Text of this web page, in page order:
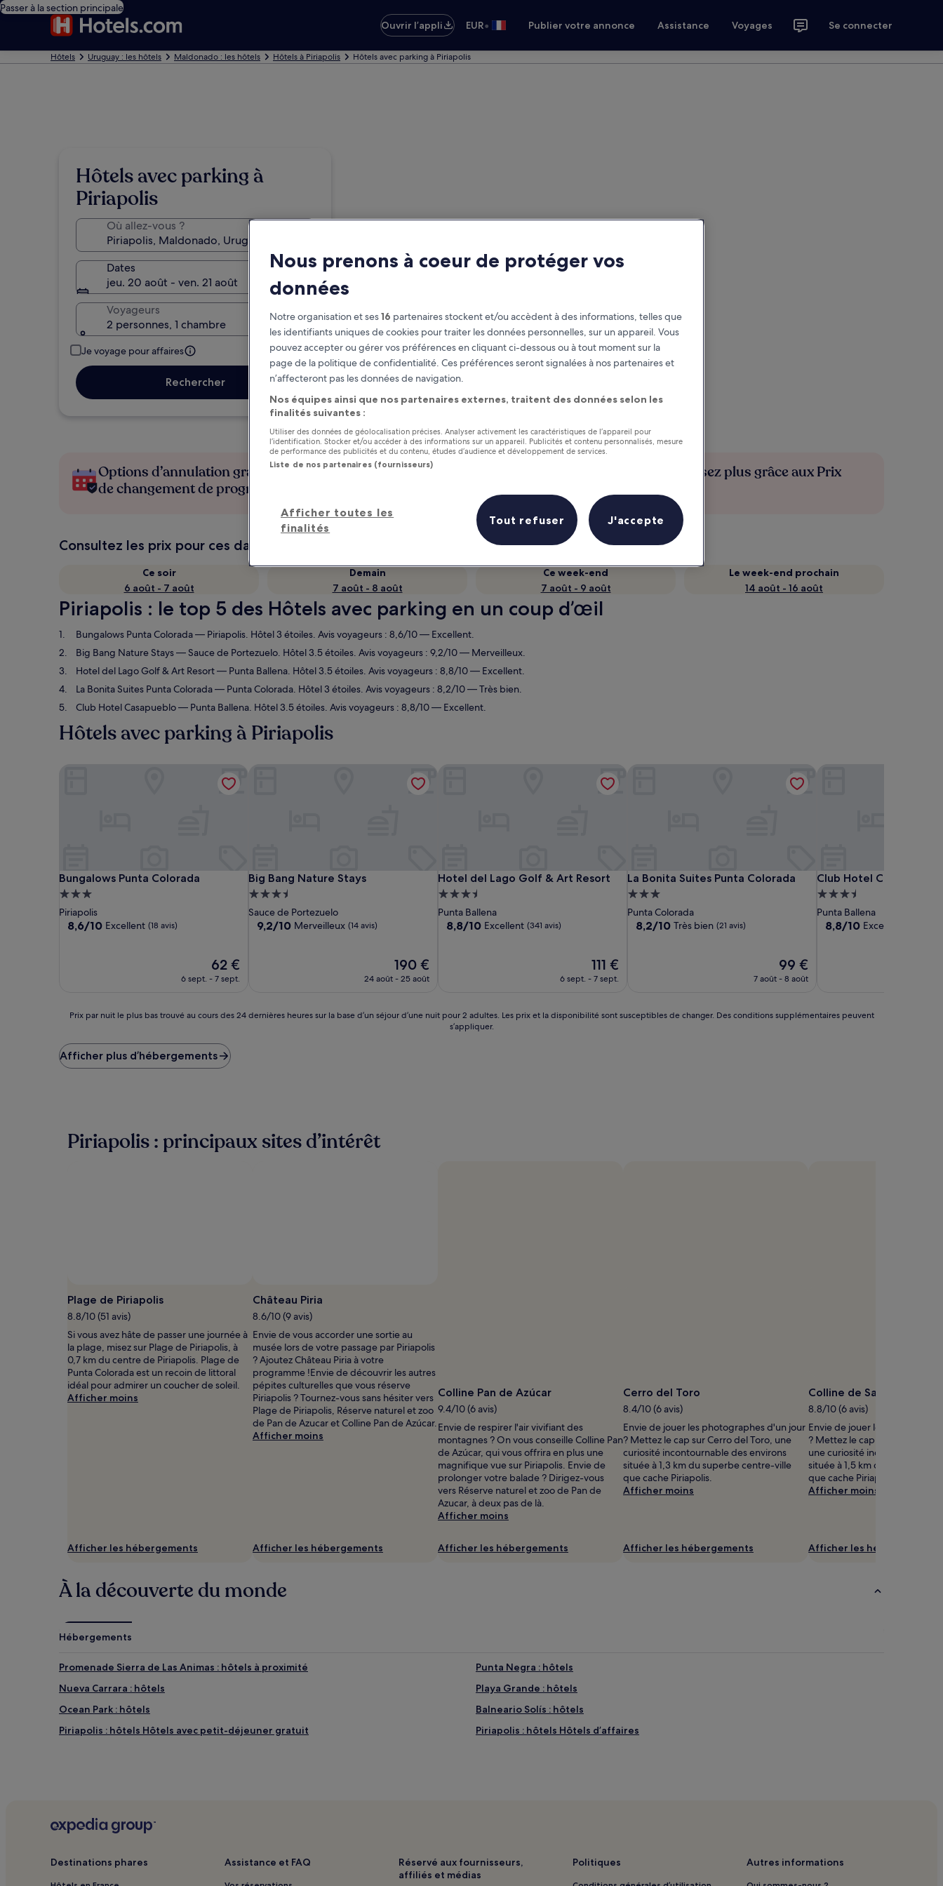
Passer à la section principale
Ouvrir l’appli
EUR• Publier votre annonce Assistance Voyages Se connecter
Hôtels Uruguay : les hôtels Maldonado : les hôtels Hôtels à Piriapolis Hôtels avec parking à Piriapolis
Hôtels avec parking à
Piriapolis
Où allez-vous ?
Dates
jeu. 20 août - ven. 21 août
Voyageurs
2 personnes, 1 chambre
Je voyage pour affaires
Rechercher
Options d’annulation gratuite en cas
de changement de programme
Gagnez des récompenses pour
Économisez plus grâce aux Prix
Consultez les prix pour ces dates
Ce soir
6 août - 7 août
Demain
7 août - 8 août
Ce week-end
7 août - 9 août
Le week-end prochain
14 août - 16 août
Piriapolis : le top 5 des Hôtels avec parking en un coup d’œil
Bungalows Punta Colorada— Piriapolis. Hôtel 3 étoiles. Avis voyageurs : 8,6/10 — Excellent.
Big Bang Nature Stays— Sauce de Portezuelo. Hôtel 3.5 étoiles. Avis voyageurs : 9,2/10 — Merveilleux.
Hotel del Lago Golf & Art Resort— Punta Ballena. Hôtel 3.5 étoiles. Avis voyageurs : 8,8/10 — Excellent.
La Bonita Suites Punta Colorada— Punta Colorada. Hôtel 3 étoiles. Avis voyageurs : 8,2/10 — Très bien.
Club Hotel Casapueblo— Punta Ballena. Hôtel 3.5 étoiles. Avis voyageurs : 8,8/10 — Excellent.
Hôtels avec parking à Piriapolis
Bungalows Punta Colorada
Bungalows Punta Colorada
Hébergement
3.0 étoiles
Piriapolis
8.6
8,6/10 Excellent (18 avis)
Le
nouveau
de
62 €
6 sept. - 7 sept.
Big Bang Nature Stays
Big Bang Nature Stays
Hébergement
3.5 étoiles
Sauce de Portezuelo
9.2
9,2/10 Merveilleux (14 avis)
Le
nouveau
de
190 €
24 août - 25 août
Hotel del Lago Golf & Art Resort
Hotel del Lago Golf & Art Resort
Hébergement
3.5 étoiles
Punta Ballena
8.8
8,8/10 Excellent (341 avis)
Le
nouveau
de
111 €
6 sept. - 7 sept.
Hotel del Lago Golf & Art Resort
La Bonita Suites Punta Colorada
La Bonita Suites Punta Colorada
Hébergement
3.0 étoiles
Punta Colorada
8.2
8,2/10 Très bien (21 avis)
Le
nouveau
de
99 €
7 août - 8 août
Club Hotel Casapueblo
Club Hotel Casapueblo
Hébergement
3.5 étoiles
Punta Ballena
8.8
8,8/10 Excellent
Prix
nuit
le
plus
24 dernières
prix
disponibilité
sont
susceptibles
de
changer.
Des
conditions
Prix par nuit le plus bas trouvé au cours des 24 dernières heures sur la base d’un séjour d’une nuit pour 2 adultes. Les prix et la disponibilité sont susceptibles de changer. Des conditions supplémentaires peuvent
s’appliquer.
Afficher plus d’hébergements
Piriapolis : principaux sites d’intérêt
Plage de Piriapolis
8.8/10 (51 avis)
Si vous avez hâte de passer une journée à
la plage, misez sur Plage de Piriapolis, à
0,7 km du centre de Piriapolis. Plage de
Punta Colorada est un recoin de littoral
idéal pour admirer un coucher de soleil.
Afficher moins
Afficher les hébergements
Château Piria
8.6/10 (9 avis)
Envie de vous accorder une sortie au
musée lors de votre passage par Piriapolis
? Ajoutez Château Piria à votre
programme !Envie de découvrir les autres
pépites culturelles que vous réserve
Piriapolis ? Tournez-vous sans hésiter vers
Plage de Piriapolis, Réserve naturel et zoo
de Pan de Azucar et Colline Pan de Azúcar.
Afficher moins
Afficher les hébergements
Colline Pan de Azúcar
9.4/10 (6 avis)
Envie de respirer l'air vivifiant des
montagnes ? On vous conseille Colline Pan
de Azúcar, qui vous offrira en plus une
magnifique vue sur Piriapolis. Envie de
prolonger votre balade ? Dirigez-vous
vers Réserve naturel et zoo de Pan de
Azucar, à deux pas de là.
Afficher moins
Afficher les hébergements
Cerro del Toro
8.4/10 (6 avis)
Envie de jouer les photographes d'un jour
? Mettez le cap sur Cerro del Toro, une
curiosité incontournable des environs
située à 1,3 km du superbe centre-ville
que cache Piriapolis.
Afficher moins
Afficher les hébergements
Colline de San Antonio
8.8/10 (6 avis)
Envie de jouer les
? Mettez le cap sur Colline de
une curiosité incontournable
située à 1,5 km du superbe
que cache Piriapolis.
Afficher moins
Afficher les hébergements
À la découverte du monde
Hébergements
Promenade Sierra de Las Animas : hôtels à proximité
Punta Negra : hôtels
Nueva Carrara : hôtels
Playa Grande : hôtels
Ocean Park : hôtels
Balneario Solís : hôtels
Piriapolis : hôtels Hôtels avec petit-déjeuner gratuit
Piriapolis : hôtels Hôtels d’affaires
Destinations phares Assistance et FAQ
Réservé aux fournisseurs,
affiliés et médias
Politiques Autres informations
Nous prenons à coeur de protéger vos
données
Notre organisation et ses16 partenaires stockent et/ou accèdent à des informations, telles que
les identifiants uniques de cookies pour traiter les données personnelles, sur un appareil. Vous
pouvez accepter ou gérer vos préférences en cliquant ci-dessous ou à tout moment sur la
page de la politique de confidentialité. Ces préférences seront signalées à nos partenaires et
n’affecteront pas les données de navigation.
Nos équipes ainsi que nos partenaires externes, traitent des données selon les
finalités suivantes :
Utiliser des données de géolocalisation précises. Analyser activement les caractéristiques de l’appareil pour
l’identification. Stocker et/ou accéder à des informations sur un appareil. Publicités et contenu personnalisés, mesure
de performance des publicités et du contenu, études d’audience et développement de services.
Liste de nos partenaires (fournisseurs)
Afficher toutes les
finalités
Tout refuser J'accepte